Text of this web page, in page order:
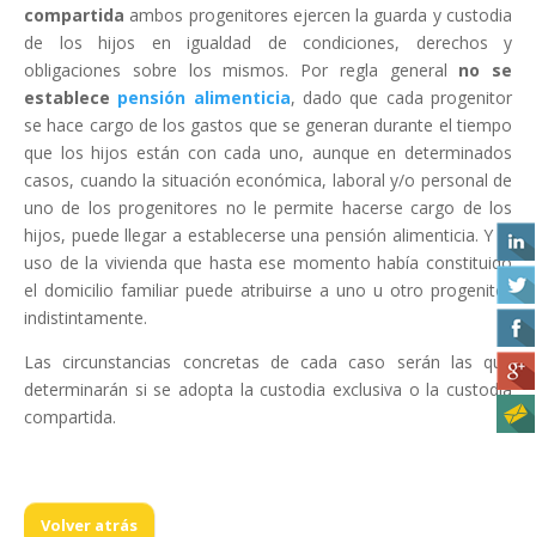
compartida ambos progenitores ejercen la guarda y custodia
de los hijos en igualdad de condiciones, derechos y
obligaciones sobre los mismos. Por regla general no se
establece pensión alimenticia, dado que cada progenitor
se hace cargo de los gastos que se generan durante el tiempo
que los hijos están con cada uno, aunque en determinados
casos, cuando la situación económica, laboral y/o personal de
uno de los progenitores no le permite hacerse cargo de los
hijos, puede llegar a establecerse una pensión alimenticia. Y el
uso de la vivienda que hasta ese momento había constituido
el domicilio familiar puede atribuirse a uno u otro progenitor
indistintamente.
Las circunstancias concretas de cada caso serán las que
determinarán si se adopta la custodia exclusiva o la custodia
compartida.
Volver atrás